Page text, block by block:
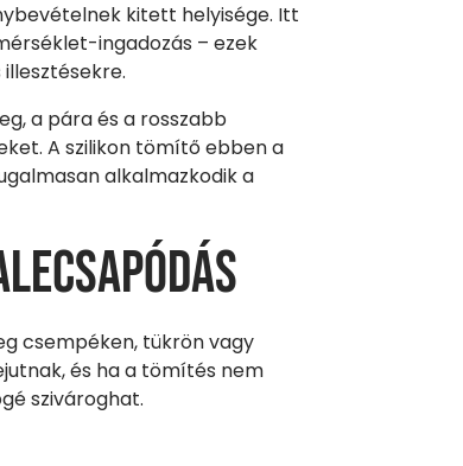
kitett helyisége. Itt
ingadozás – ezek
a pára és a rosszabb
A szilikon tömítő ebben a
alkalmazkodik a
csempéken, tükrön vagy
és ha a tömítés nem
szivároghat.